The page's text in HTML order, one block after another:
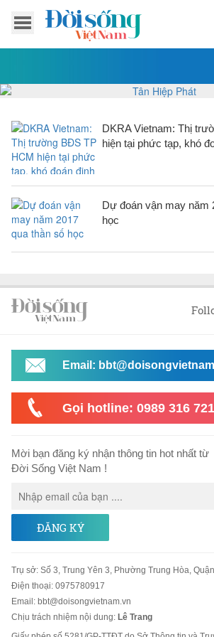
DKRA Vietnam: Thị
hiện tại phức tạp, khó
Dự đoán vận may năm
học
Email:
Gọi hotline: 0989 316 721
Mời bạn đăng ký nhận thông tin hot nhất từ
Đời Sống Việt Nam !
ĐĂNG KÝ
Trụ sở: Số 3, Trung Yên 3, Phường Trung Hòa,
Điện thoại: 0975780917
Email : bbt@doisongvietnam.vn
Chịu trách nhiệm nội dung: Lê Trang